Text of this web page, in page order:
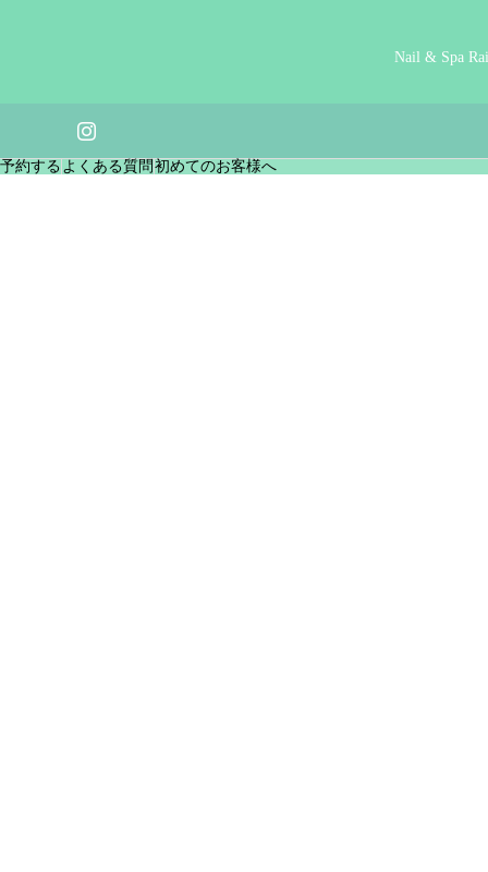
Nail & Spa
予約する よくある質問 初めてのお客様へ